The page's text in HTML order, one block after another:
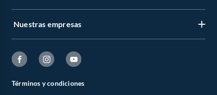
Nuestras empresas
Términos y condiciones